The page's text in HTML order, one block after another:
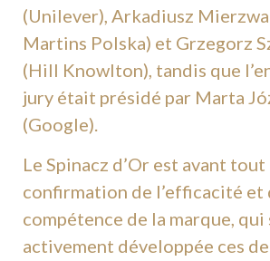
(Unilever), Arkadiusz
Martins Polska) et Grzegorz
(Hill Knowlton), tandis que
jury était présidé par Marta
(Google).
Le Spinacz d’Or est avant tout
confirmation de l’efficacité et
compétence de la marque, qui
activement développée ces